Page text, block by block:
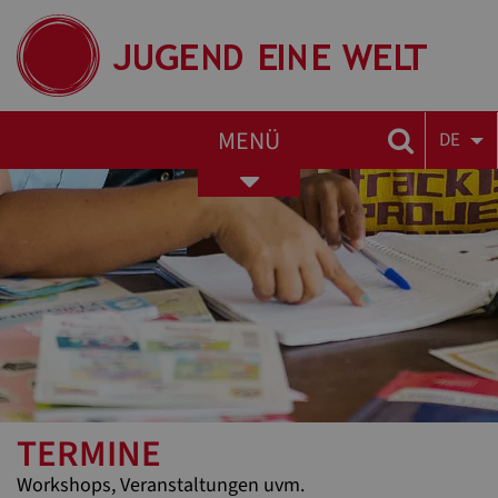
MENÜ DE
Toggle
navigation
TERMINE
Workshops, Veranstaltungen uvm.